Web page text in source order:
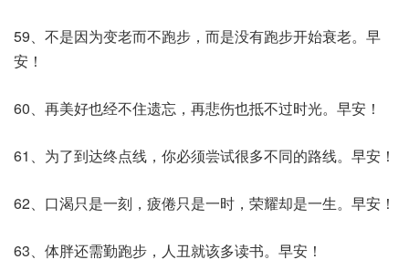
59、不是因为变老而不跑步，而是没有跑步开始衰老。早
安！
60、再美好也经不住遗忘，再悲伤也抵不过时光。早安！
61、为了到达终点线，你必须尝试很多不同的路线。早安！
62、口渴只是一刻，疲倦只是一时，荣耀却是一生。早安！
63、体胖还需勤跑步，人丑就该多读书。早安！